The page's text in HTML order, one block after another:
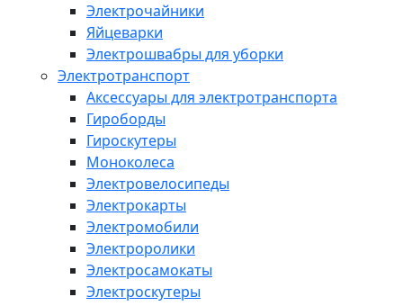
Электрочайники
Яйцеварки
Электрошвабры для уборки
Электротранспорт
Аксессуары для электротранспорта
Гироборды
Гироскутеры
Моноколеса
Электровелосипеды
Электрокарты
Электромобили
Электроролики
Электросамокаты
Электроскутеры